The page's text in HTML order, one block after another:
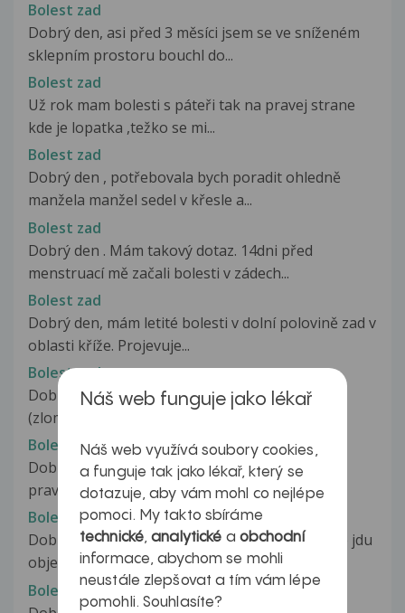
Bolest zad
Dobrý den, asi před 3 měsíci jsem se ve sníženém
sklepním prostoru bouchl do...
Bolest zad
Už rok mam bolesti s páteři tak na pravej strane
kde je lopatka ,težko se mi...
Bolest zad
Dobrý den , potřebovala bych poradit ohledně
manžela manžel sedel v křesle a...
Bolest zad
Dobrý den . Mám takový dotaz. 14dni před
menstruací mě začali bolesti v zádech...
Bolest zad
Dobrý den, mám letité bolesti v dolní polovině zad v
oblasti kříže. Projevuje...
Bolest zad
Dobrý den, Jsem po operaci kyčelního kloubu,
(zlomenina krčku), ale měnili mi...
Bolest zad
Dobrý den, Je mi 26 let a mám denně bolesti v
pravé končetině.Při mírné zátěži...
Bolest zad
Dobrý den, mám bolesti zad delší dobu. Zítra se jdu
objednat na rehabilitace....
Bolest zad
Náš web funguje jako lékař
Náš web využívá soubory cookies,
a funguje tak jako lékař, který se
dotazuje, aby vám mohl co nejlépe
pomoci. My takto sbíráme
technické,analytické a obchodní
informace, abychom se mohli
neustále zlepšovat a tím vám lépe
pomohli. Souhlasíte?